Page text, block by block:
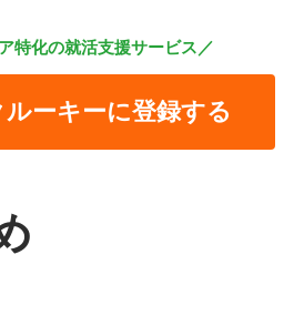
特化の就活支援サービス／
ーキーに登録する